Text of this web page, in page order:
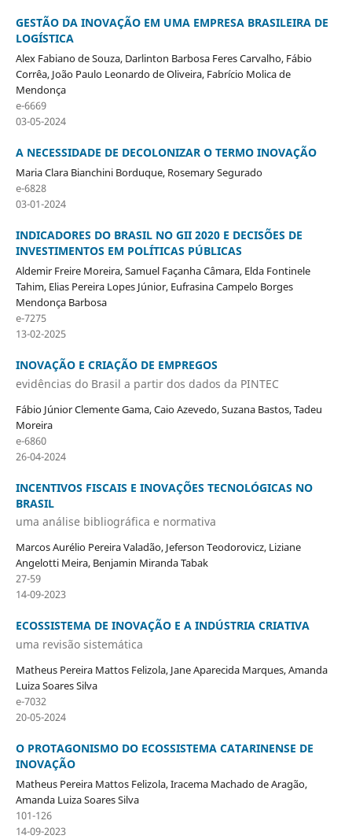
GESTÃO DA INOVAÇÃO EM UMA EMPRESA BRASILEIRA DE
LOGÍSTICA
Alex Fabiano de Souza, Darlinton Barbosa Feres Carvalho, Fábio
Corrêa, João Paulo Leonardo de Oliveira, Fabrício Molica de
Mendonça
e-6669
03-05-2024
A NECESSIDADE DE DECOLONIZAR O TERMO INOVAÇÃO
Maria Clara Bianchini Borduque, Rosemary Segurado
e-6828
03-01-2024
INDICADORES DO BRASIL NO GII 2020 E DECISÕES DE
INVESTIMENTOS EM POLÍTICAS PÚBLICAS
Aldemir Freire Moreira, Samuel Façanha Câmara, Elda Fontinele
Tahim, Elias Pereira Lopes Júnior, Eufrasina Campelo Borges
Mendonça Barbosa
e-7275
13-02-2025
INOVAÇÃO E CRIAÇÃO DE EMPREGOS
evidências do Brasil a partir dos dados da PINTEC
Fábio Júnior Clemente Gama, Caio Azevedo, Suzana Bastos, Tadeu
Moreira
e-6860
26-04-2024
INCENTIVOS FISCAIS E INOVAÇÕES TECNOLÓGICAS NO
BRASIL
uma análise bibliográfica e normativa
Marcos Aurélio Pereira Valadão, Jeferson Teodorovicz, Liziane
Angelotti Meira, Benjamin Miranda Tabak
27-59
14-09-2023
ECOSSISTEMA DE INOVAÇÃO E A INDÚSTRIA CRIATIVA
uma revisão sistemática
Matheus Pereira Mattos Felizola, Jane Aparecida Marques, Amanda
Luiza Soares Silva
e-7032
20-05-2024
O PROTAGONISMO DO ECOSSISTEMA CATARINENSE DE
INOVAÇÃO
Matheus Pereira Mattos Felizola, Iracema Machado de Aragão,
Amanda Luiza Soares Silva
101-126
14-09-2023